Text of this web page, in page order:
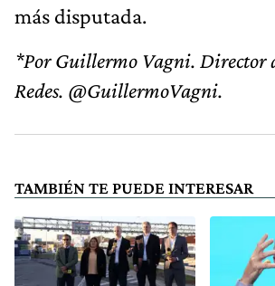
más disputada.
*Por Guillermo Vagni. Director
Redes. @GuillermoVagni.
TAMBIÉN TE PUEDE INTERESAR